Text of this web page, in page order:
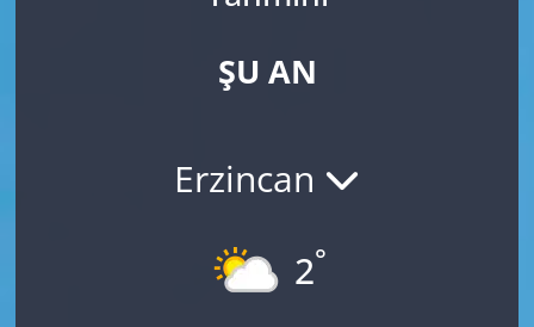
ŞU AN
Erzincan
2°